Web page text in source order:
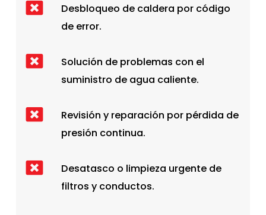
Desbloqueo de caldera por código
de error.
Solución de problemas con el
suministro de agua caliente.
Revisión y reparación por pérdida de
presión continua.
Desatasco o limpieza urgente de
filtros y conductos.